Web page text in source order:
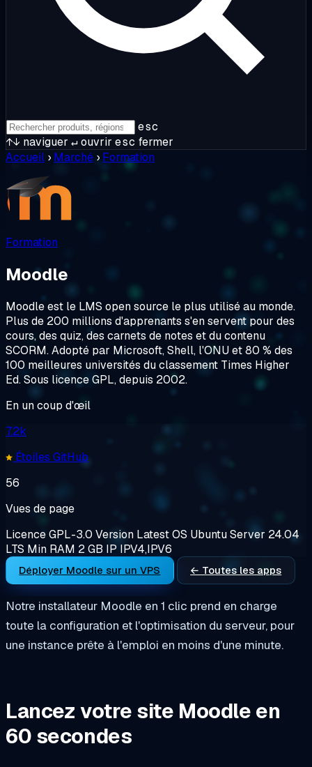
esc
↑↓ naviguer ↵ouvrir esc fermer
Accueil › Marché › Formation
Formation
Moodle
Moodle est le LMS open source le plus utilisé au monde.
Plus de 200 millions d'apprenants s'en servent pour des
cours, des quiz, des carnets de notes et du contenu
SCORM. Adopté par Microsoft, Shell, l'ONU et 80 % des
100 meilleures universités du classement Times Higher
Ed. Sous licence GPL, depuis 2002.
En un coup d'œil
7.2k
Étoiles GitHub
56
Vues de page
LicenceGPL-3.0 Version LatestOS Ubuntu Server 24.04
LTS Min RAM 2 GB IP IPV4,IPV6
Déployer Moodle sur un VPS ← Toutes les apps
Notre installateur Moodle en 1 clic prend en charge
toute la configuration et l'optimisation du serveur, pour
une instance prête à l'emploi en moins d'une minute.
Lancez votre site Moodle en
60 secondes